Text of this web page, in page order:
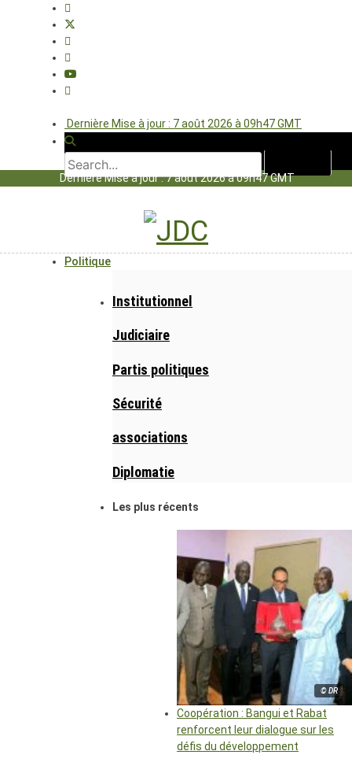
Dernière Mise à jour : 7 août 2026 à 09h47 GMT
Dernière Mise à jour : 7 août 2026 à 09h47 GMT
Politique
Institutionnel
Judiciaire
Partis politiques
Sécurité
associations
Diplomatie
Les plus récents
© DR
Coopération : Bangui et Rabat
renforcent leur dialogue sur les
défis du développement